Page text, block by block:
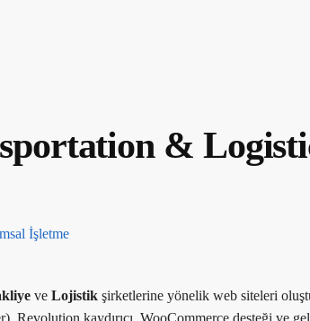
&
ve Lojistik şirketlerine yönelik web siteleri